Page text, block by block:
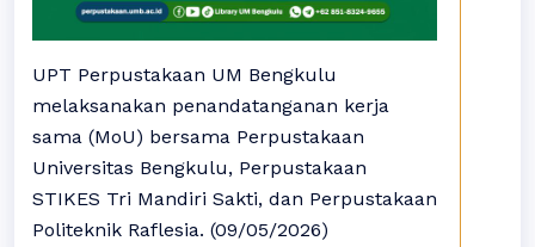
UPT Perpustakaan UM Bengkulu
melaksanakan penandatanganan kerja
sama (MoU) bersama Perpustakaan
Universitas Bengkulu, Perpustakaan
STIKES Tri Mandiri Sakti, dan Perpustakaan
Politeknik Raflesia. (09/05/2026)